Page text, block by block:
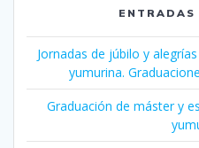
ENTRADAS
Jornadas de júbilo y
yumurina.
Graduación de máster y